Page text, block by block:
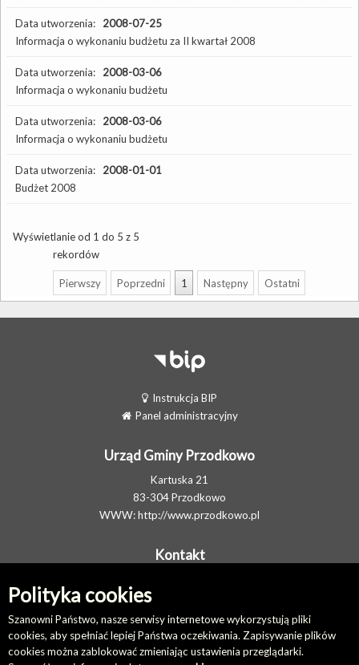
Polityka cookies
Szanowni Państwo, nasze serwisy internetowe wykorzystują pliki
cookies, aby spełniać lepiej Państwa oczekiwania. Zapisywanie plików
cookies można zablokować zmieniając ustawienia przeglądarki.
Data utworzenia: 2008-07-25
Informacja o wykonaniu budżetu za II kwartał 2008
Data utworzenia: 2008-03-06
Informacja o wykonaniu budżetu
Data utworzenia: 2008-03-06
Informacja o wykonaniu budżetu
Data utworzenia: 2008-01-01
Budżet 2008
Wyświetlanie od 1 do 5 z 5
rekordów
Pierwszy Poprzedni 1 Następny Ostatni
Instrukcja BIP
Panel administracyjny
Urząd Gminy Przodkowo
Kartuska 21
83-304 Przodkowo
WWW:http://www.przodkowo.pl
Kontakt
E-MAIL:
Elektroniczna Skrzynka Podawcza
Na skróty